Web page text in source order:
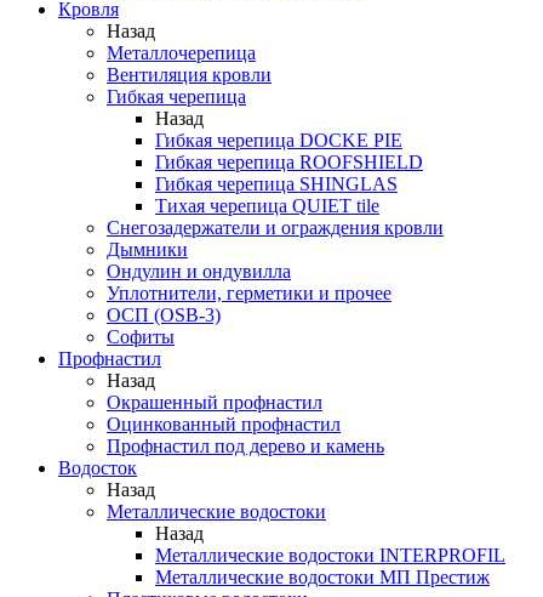
Кровля
Назад
Металлочерепица
Вентиляция кровли
Гибкая черепица
Назад
Гибкая черепица DOCKE PIE
Гибкая черепица ROOFSHIELD
Гибкая черепица SHINGLAS
Тихая черепица QUIET tile
Снегозадержатели и ограждения кровли
Дымники
Ондулин и ондувилла
Уплотнители, герметики и прочее
ОСП (OSB-3)
Софиты
Профнастил
Назад
Окрашенный профнастил
Оцинкованный профнастил
Профнастил под дерево и камень
Водосток
Назад
Металлические водостоки
Назад
Металлические водостоки INTERPROFIL
Металлические водостоки МП Престиж